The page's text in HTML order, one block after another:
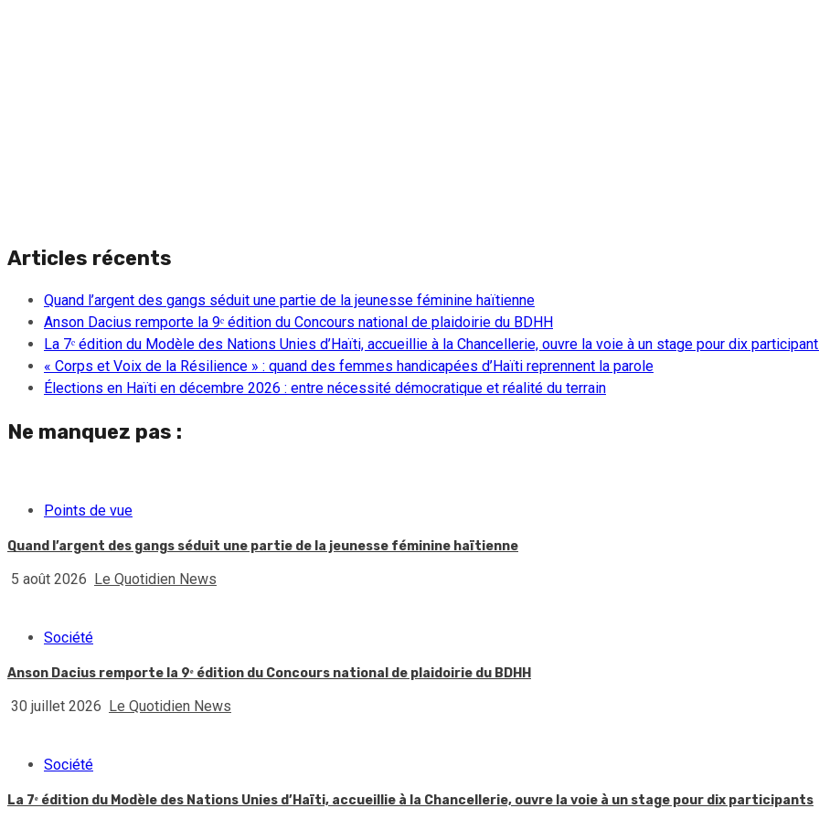
Articles récents
Quand l’argent des gangs séduit une partie de la jeunesse féminine haïtienne
Anson Dacius remporte la 9ᵉ édition du Concours national de plaidoirie du BDHH
La 7ᵉ édition du Modèle des Nations Unies d’Haïti, accueillie à la Chancellerie, ouvre la voie à un stage pour dix
« Corps et Voix de la Résilience » : quand des femmes handicapées d’Haïti reprennent la parole
Élections en Haïti en décembre 2026 : entre nécessité démocratique et réalité du terrain
Ne manquez pas :
Points de vue
Quand l’argent des gangs séduit une partie de la jeunesse féminine haïtienne
5 août 2026 Le Quotidien News
Société
Anson Dacius remporte la 9ᵉ édition du Concours national de plaidoirie du BDHH
30 juillet 2026 Le Quotidien News
Société
La 7ᵉ édition du Modèle des Nations Unies d’Haïti, accueillie à la Chancellerie, ouvre la voie à un stage pour dix participants